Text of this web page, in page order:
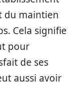
du maintien
Cela signifie
pour
de ses
aussi avoir